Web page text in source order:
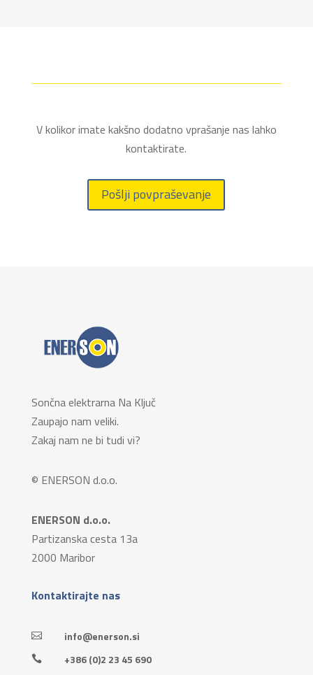
V kolikor imate kakšno dodatno vprašanje nas lahko
kontaktirate.
Pošlji povpraševanje
Sončna elektrarna Na Ključ
Zaupajo nam veliki.
Zakaj nam ne bi tudi vi?
© ENERSON d.o.o.
ENERSON d.o.o.
Partizanska cesta 13a
2000 Maribor
Kontaktirajte nas
 info@enerson.si
 +386 (0)2 23 45 690